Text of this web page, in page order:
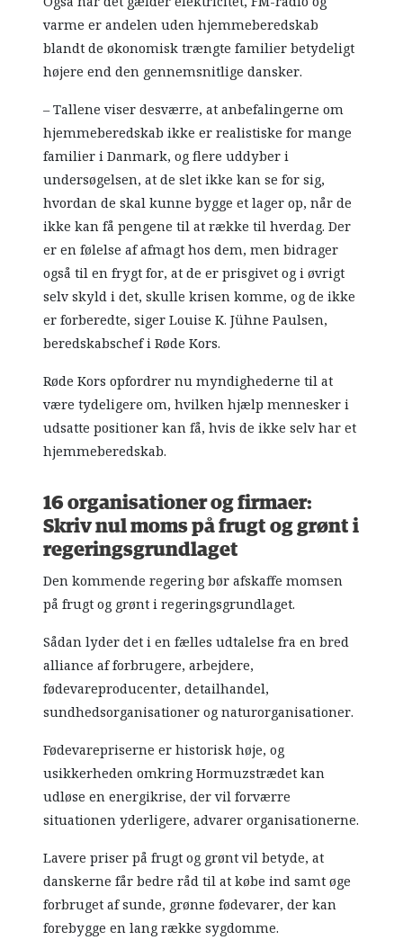
varme er andelen uden hjemmeberedskab
blandt de økonomisk trængte familier betydeligt
højere end den gennemsnitlige dansker.
– Tallene viser desværre, at anbefalingerne om
hjemmeberedskab ikke er realistiske for mange
familier i Danmark, og flere uddyber i
undersøgelsen, at de slet ikke kan se for sig,
hvordan de skal kunne bygge et lager op, når de
ikke kan få pengene til at række til hverdag. Der
er en følelse af afmagt hos dem, men bidrager
også til en frygt for, at de er prisgivet og i øvrigt
selv skyld i det, skulle krisen komme, og de ikke
er forberedte, siger Louise K. Jühne Paulsen,
beredskabschef i Røde Kors.
Røde Kors opfordrer nu myndighederne til at
være tydeligere om, hvilken hjælp mennesker i
udsatte positioner kan få, hvis de ikke selv har et
hjemmeberedskab.
16 organisationer og firmaer:
Skriv nul moms på frugt og grønt i
regeringsgrundlaget
Den kommende regering bør afskaffe momsen
på frugt og grønt i regeringsgrundlaget.
Sådan lyder det i en fælles udtalelse fra en bred
alliance af forbrugere, arbejdere,
fødevareproducenter, detailhandel,
sundhedsorganisationer og naturorganisationer.
Fødevarepriserne er historisk høje, og
usikkerheden omkring Hormuzstrædet kan
udløse en energikrise, der vil forværre
situationen yderligere, advarer organisationerne.
Lavere priser på frugt og grønt vil betyde, at
danskerne får bedre råd til at købe ind samt øge
forbruget af sunde, grønne fødevarer, der kan
forebygge en lang række sygdomme.